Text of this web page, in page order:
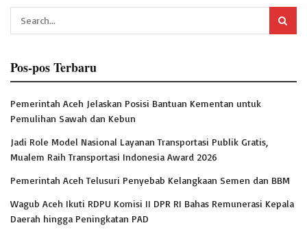
Pos-pos Terbaru
Pemerintah Aceh Jelaskan Posisi Bantuan Kementan untuk
Pemulihan Sawah dan Kebun
Jadi Role Model Nasional Layanan Transportasi Publik Gratis,
Mualem Raih Transportasi Indonesia Award 2026
Pemerintah Aceh Telusuri Penyebab Kelangkaan Semen dan BBM
Wagub Aceh Ikuti RDPU Komisi II DPR RI Bahas Remunerasi Kepala
Daerah hingga Peningkatan PAD